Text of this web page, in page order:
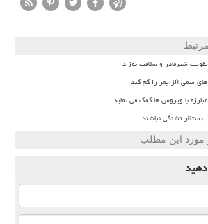
شیرمادر و سلامت نوزاد
با ویروس ها کمک می نماید
منتظر تشنگی نباشند
مورد این مطلب